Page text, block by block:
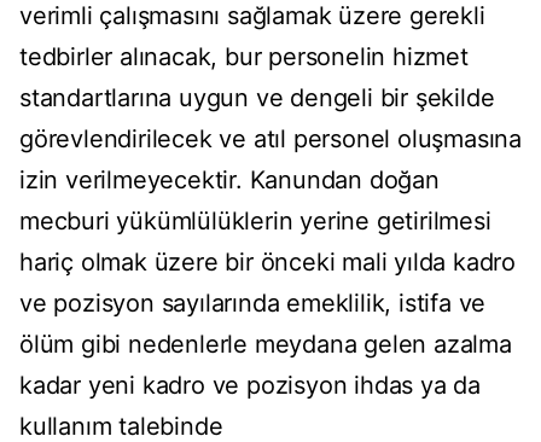
verimli çalışmasını sağlamak üzere gerekli
tedbirler alınacak, bur personelin hizmet
standartlarına uygun ve dengeli bir şekilde
görevlendirilecek ve atıl personel oluşmasına
izin verilmeyecektir. Kanundan doğan
mecburi yükümlülüklerin yerine getirilmesi
hariç olmak üzere bir önceki mali yılda kadro
ve pozisyon sayılarında emeklilik, istifa ve
ölüm gibi nedenlerle meydana gelen azalma
kadar yeni kadro ve pozisyon ihdas ya da
kullanım talebinde